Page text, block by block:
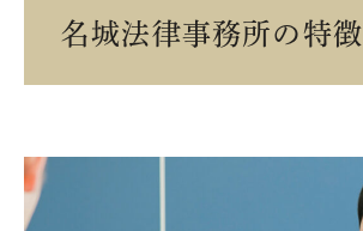
名城法律事務所の特徴